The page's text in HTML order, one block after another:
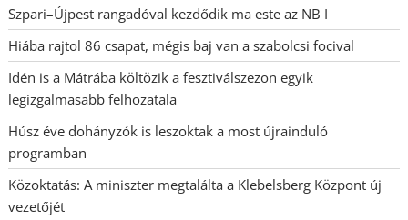
Szpari–Újpest rangadóval kezdődik ma este az NB I
Hiába rajtol 86 csapat, mégis baj van a szabolcsi focival
Idén is a Mátrába költözik a fesztiválszezon egyik
legizgalmasabb felhozatala
Húsz éve dohányzók is leszoktak a most újrainduló
programban
Közoktatás: A miniszter megtalálta a Klebelsberg Központ új
vezetőjét